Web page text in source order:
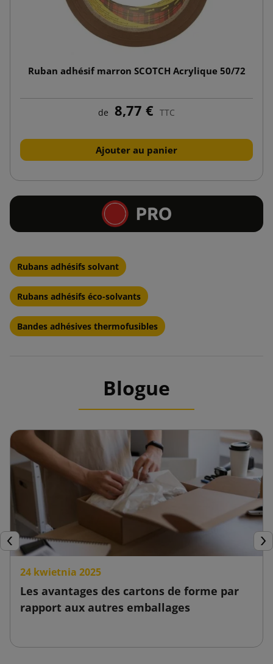
Ruban adhésif marron SCOTCH Acrylique 50/72
de 8,77 € TTC
Ajouter au panier
Rubans adhésifs solvant
Rubans adhésifs éco-solvants
Bandes adhésives thermofusibles
Blogue
Précédent
24 kwietnia 2025
Les avantages des cartons de forme par
rapport aux autres emballages